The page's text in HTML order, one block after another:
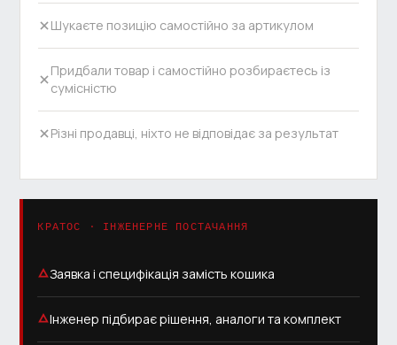
Шукаєте позицію самостійно за артикулом
Придбали товар і самостійно розбираєтесь із
сумісністю
Різні продавці, ніхто не відповідає за результат
КРАТОС · ІНЖЕНЕРНЕ ПОСТАЧАННЯ
Заявка і специфікація замість кошика
Інженер підбирає рішення, аналоги та комплект